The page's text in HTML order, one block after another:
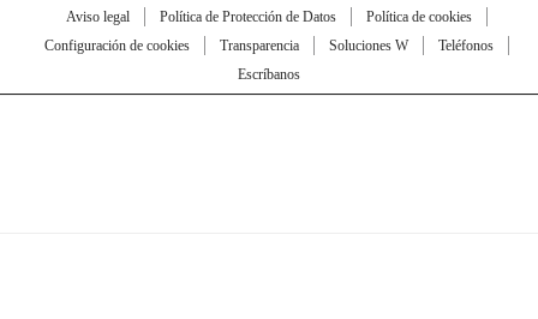
Aviso legal Política de Protección de Datos
Política de cookies
Configuración de cookies
Transparencia Soluciones W
Teléfonos
Escríbanos